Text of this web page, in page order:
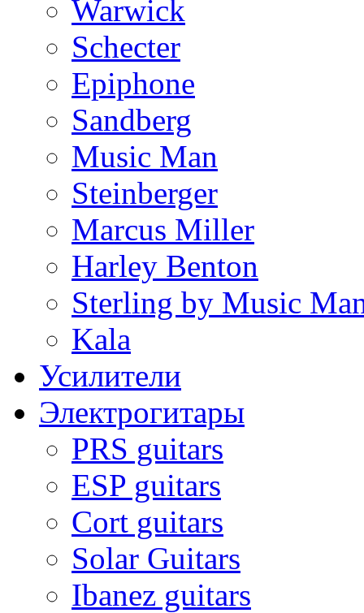
Warwick
Schecter
Epiphone
Sandberg
Music Man
Steinberger
Marcus Miller
Harley Benton
Sterling by Music
Kala
Усилители
Электрогитары
PRS guitars
ESP guitars
Cort guitars
Solar Guitars
Ibanez guitars